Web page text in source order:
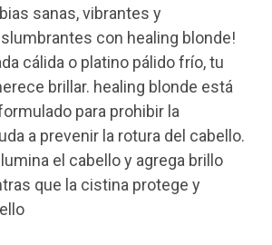
sanas, vibrantes y
con healing blonde!
cálida o platino pálido frío, tu
brillar. healing blonde está
para prohibir la
a prevenir la rotura del cabello.
el cabello y agrega brillo
que la cistina protege y